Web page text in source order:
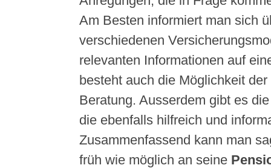
Am Besten informiert man sich
verschiedenen
relevanten Informationen auf
besteht auch die Möglichkeit
Beratung. Ausserdem gibt es
die ebenfalls hilfreich und
Zusammenfassend kann man
früh wie möglich an seine